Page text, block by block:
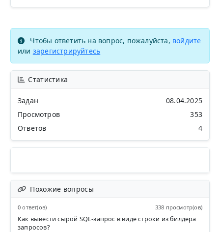
Чтобы ответить на вопрос, пожалуйста, войдите
или зарегистрируйтесь
Статистика
Задан
08.04.2025
Просмотров
353
Ответов
4
Похожие вопросы
0 ответ(ов) 338 просмотр(ов)
Как вывести сырой SQL-запрос в виде строки из билдера
запросов?